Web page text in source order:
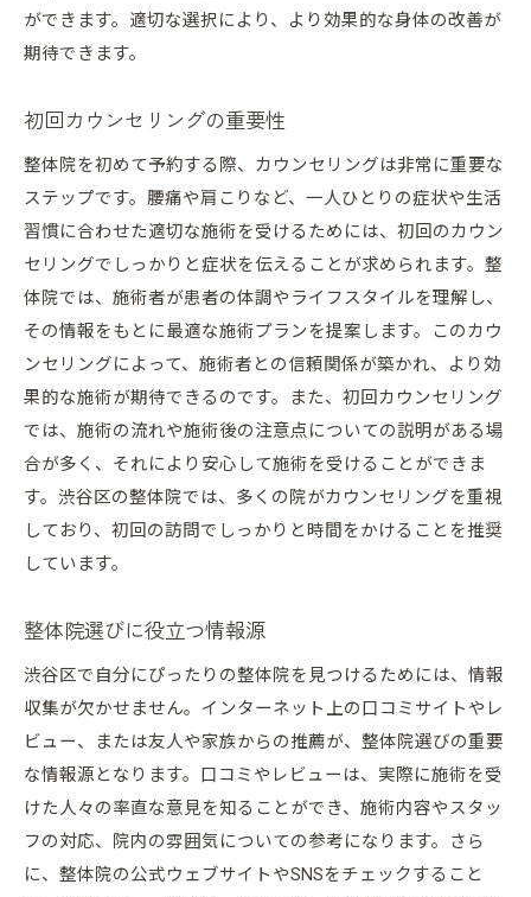
スタッフとの相性を考える
資格取得者が多い整体院を選ぶ
施術前の相談で安心感を得る
渋谷区で整体予約の際に確認したい雰囲気と環境
施術室の清潔さをチェック
リラックスできる空間の見極め
音楽や照明の影響を理解する
施術環境がもたらすリラクゼーション
心地よい雰囲気が与える影響
整体予約で失敗しないための渋谷の口コミ活用法
口コミの信頼性を見極める
良い口コミと悪い口コミの違い
施術体験者の声を参考にする
友人や知人からの口コミを聞く
渋谷区の整体を日常生活の質向上に役立てる
整体で得られる健康効果
生活習慣の改善と整体の相乗効果
整体を通じたストレス解消法
姿勢改善による生活の質向上
ができます。適切な選択により、より効果的な身体の改善が
期待できます。
初回カウンセリングの重要性
整体院を初めて予約する際、カウンセリングは非常に重要な
ステップです。腰痛や肩こりなど、一人ひとりの症状や生活
習慣に合わせた適切な施術を受けるためには、初回のカウン
セリングでしっかりと症状を伝えることが求められます。整
体院では、施術者が患者の体調やライフスタイルを理解し、
その情報をもとに最適な施術プランを提案します。このカウ
ンセリングによって、施術者との信頼関係が築かれ、より効
果的な施術が期待できるのです。また、初回カウンセリング
では、施術の流れや施術後の注意点についての説明がある場
合が多く、それにより安心して施術を受けることができま
す。渋谷区の整体院では、多くの院がカウンセリングを重視
しており、初回の訪問でしっかりと時間をかけることを推奨
しています。
整体院選びに役立つ情報源
渋谷区で自分にぴったりの整体院を見つけるためには、情報
収集が欠かせません。インターネット上の口コミサイトやレ
ビュー、または友人や家族からの推薦が、整体院選びの重要
な情報源となります。口コミやレビューは、実際に施術を受
けた人々の率直な意見を知ることができ、施術内容やスタッ
フの対応、院内の雰囲気についての参考になります。さら
に、整体院の公式ウェブサイトやSNSをチェックすること